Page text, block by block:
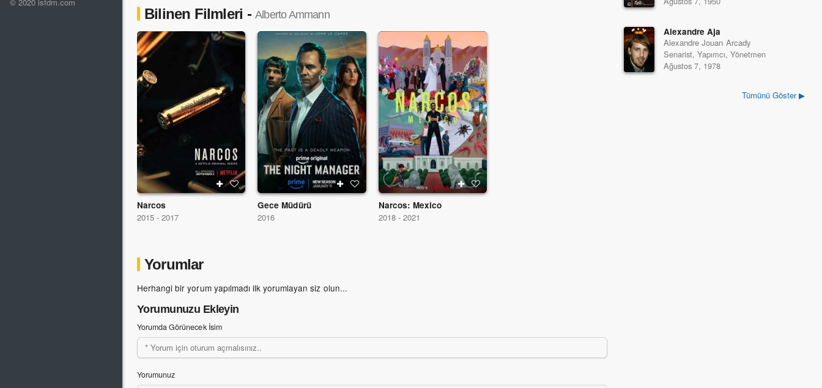
Bilinen Filmleri - Alberto Ammann
Narcos
2015 - 2017
Gece Müdürü
2016
Narcos: Mexico
2018 - 2021
Yorumlar
Herhangi bir yorum yapılmadı ilk yorumlayan siz olun...
Yorumunuzu Ekleyin
Yorumda Görünecek İsim
Yorumunuz
Alexandre Aja
Alexandre Jouan Arcady
Senarist, Yapımcı, Yönetmen
Ağustos 7, 1978
Tümünü Göster ▶